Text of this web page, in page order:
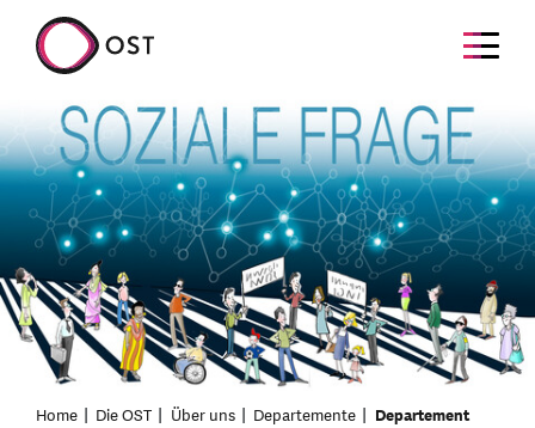
Home Die OST Über uns Departemente
Departement